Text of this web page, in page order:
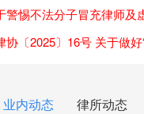
业内动态 律所动态